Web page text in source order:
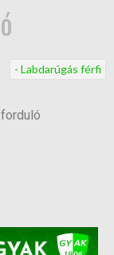
- Labdarúgás férfi